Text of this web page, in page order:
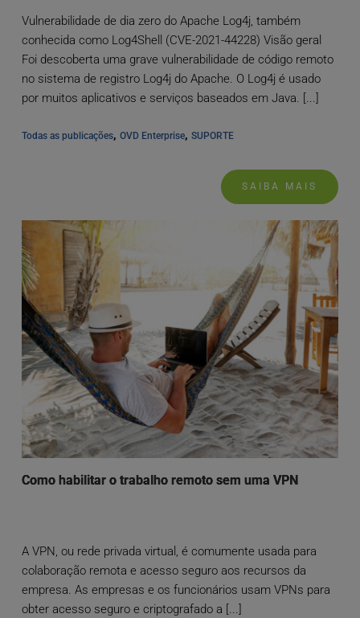
Vulnerabilidade de dia zero do Apache Log4j, também
conhecida como Log4Shell (CVE-2021-44228) Visão geral
Foi descoberta uma grave vulnerabilidade de código remoto
no sistema de registro Log4j do Apache. O Log4j é usado
por muitos aplicativos e serviços baseados em Java. [...]
Todas as publicações, OVD Enterprise, SUPORTE
SAIBA MAIS
Como habilitar o trabalho remoto sem uma VPN
A VPN, ou rede privada virtual, é comumente usada para
colaboração remota e acesso seguro aos recursos da
empresa. As empresas e os funcionários usam VPNs para
obter acesso seguro e criptografado a [...]